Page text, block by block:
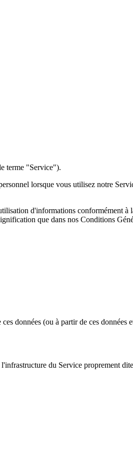
terme "Service").
lorsque vous utilisez notre
d'informations conformément
que dans nos Conditions
données (ou à partir de ces données
du Service proprement